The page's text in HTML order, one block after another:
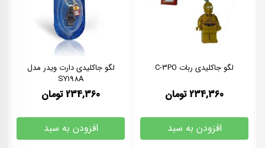
لگو جاکلیدی ربات C-3PO
234,360 تومان
افزودن به سبد
لگو جاکلیدی دارت ویدر مدل
SY198A
234,360 تومان
افزودن به سبد